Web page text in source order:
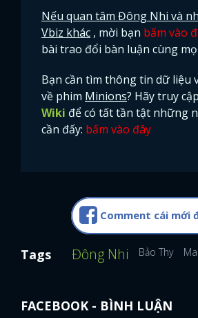
Nếu quan tâm Đông Nhi và
Vbiz khác , mời bạn bấm vào
bài trao đổi bàn luận cùng
Bạn cần tìm thông tin dữ liệu
về phim Minions? Hãy truy
Wiki để có tất tần tật những
cần đấy: bấm vào đây
Comment cái mới
Tags Đông Nhi Bảo Thy
FACEBOOK - BÌNH LUẬN